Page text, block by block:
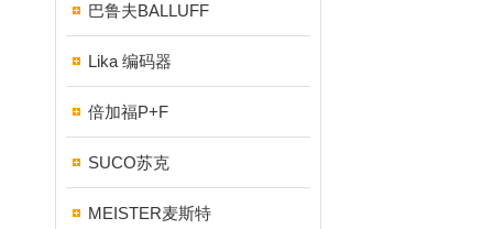
巴鲁夫BALLUFF
Lika 编码器
倍加福P+F
SUCO苏克
MEISTER麦斯特